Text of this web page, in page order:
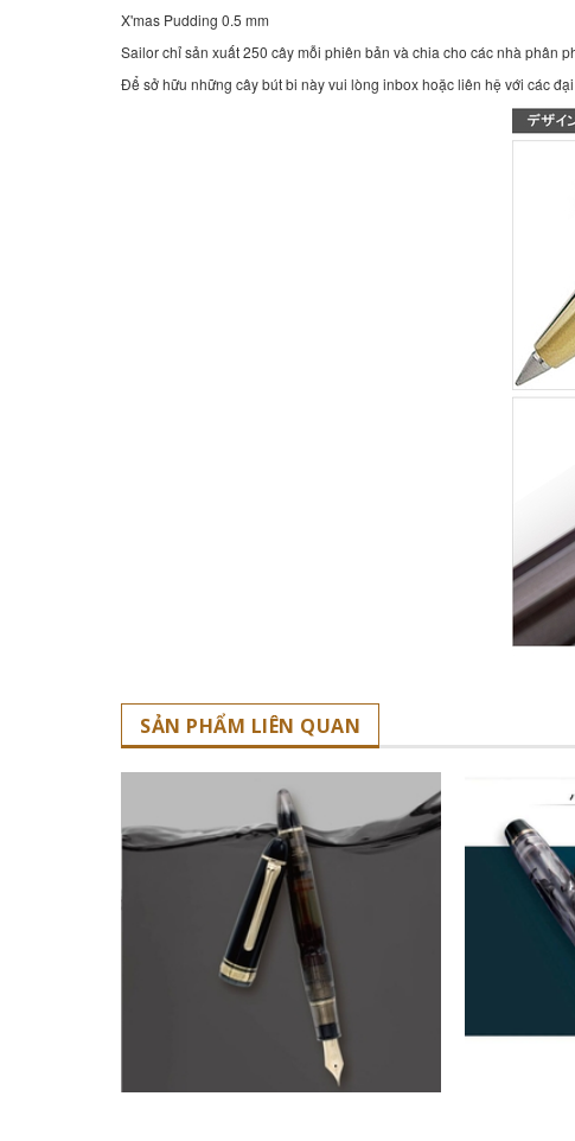
X'mas Pudding 0.5 mm
Sailor chỉ sản xuất 250 cây mỗi phiên bản và chia cho các nhà phân
Để sở hữu những cây bút bi này vui lòng inbox hoặc liên hệ với các
SẢN PHẨM LIÊN QUAN